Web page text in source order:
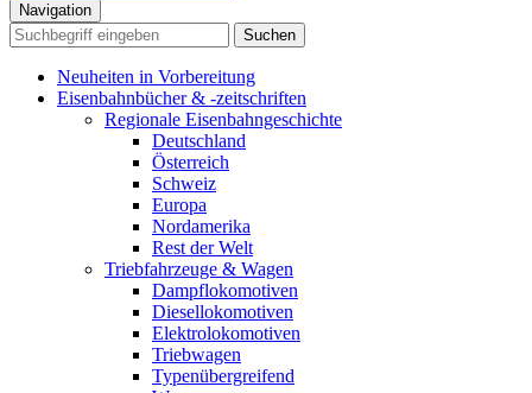
Navigation
Suchen
Neuheiten in Vorbereitung
Eisenbahnbücher & -zeitschriften
Regionale Eisenbahngeschichte
Deutschland
Österreich
Schweiz
Europa
Nordamerika
Rest der Welt
Triebfahrzeuge & Wagen
Dampflokomotiven
Diesellokomotiven
Elektrolokomotiven
Triebwagen
Typenübergreifend